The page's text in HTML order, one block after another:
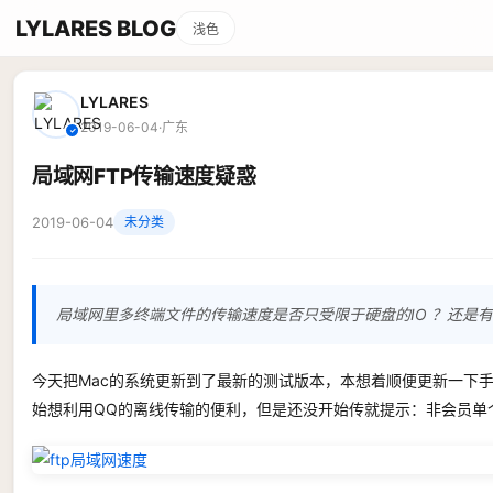
LYLARES BLOG 浅色
✓
LYLARES
2019-06-04·广东
局域网FTP传输速度疑惑
2019-06-04 未分类
局域网里多终端文件的传输速度是否只受限于硬盘的IO ？还是
今天把Mac的系统更新到了最新的测试版本，本想着顺便更新一下
始想利用QQ的离线传输的便利，但是还没开始传就提示：非会员